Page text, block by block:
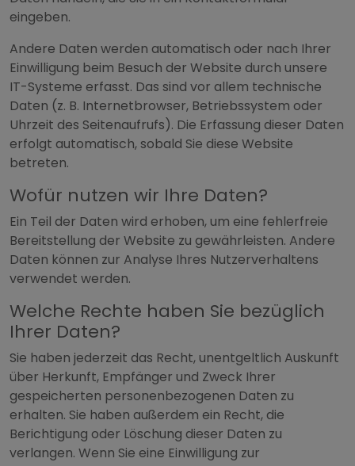
eingeben.
Andere Daten werden automatisch oder nach Ihrer
Einwilligung beim Besuch der Website durch unsere
IT-Systeme erfasst. Das sind vor allem technische
Daten (z. B. Internetbrowser, Betriebssystem oder
Uhrzeit des Seitenaufrufs). Die Erfassung dieser Daten
erfolgt automatisch, sobald Sie diese Website
betreten.
Wofür nutzen wir Ihre Daten?
Ein Teil der Daten wird erhoben, um eine fehlerfreie
Bereitstellung der Website zu gewährleisten. Andere
Daten können zur Analyse Ihres Nutzerverhaltens
verwendet werden.
Welche Rechte haben Sie bezüglich
Ihrer Daten?
Sie haben jederzeit das Recht, unentgeltlich Auskunft
über Herkunft, Empfänger und Zweck Ihrer
gespeicherten personenbezogenen Daten zu
erhalten. Sie haben außerdem ein Recht, die
Berichtigung oder Löschung dieser Daten zu
verlangen. Wenn Sie eine Einwilligung zur